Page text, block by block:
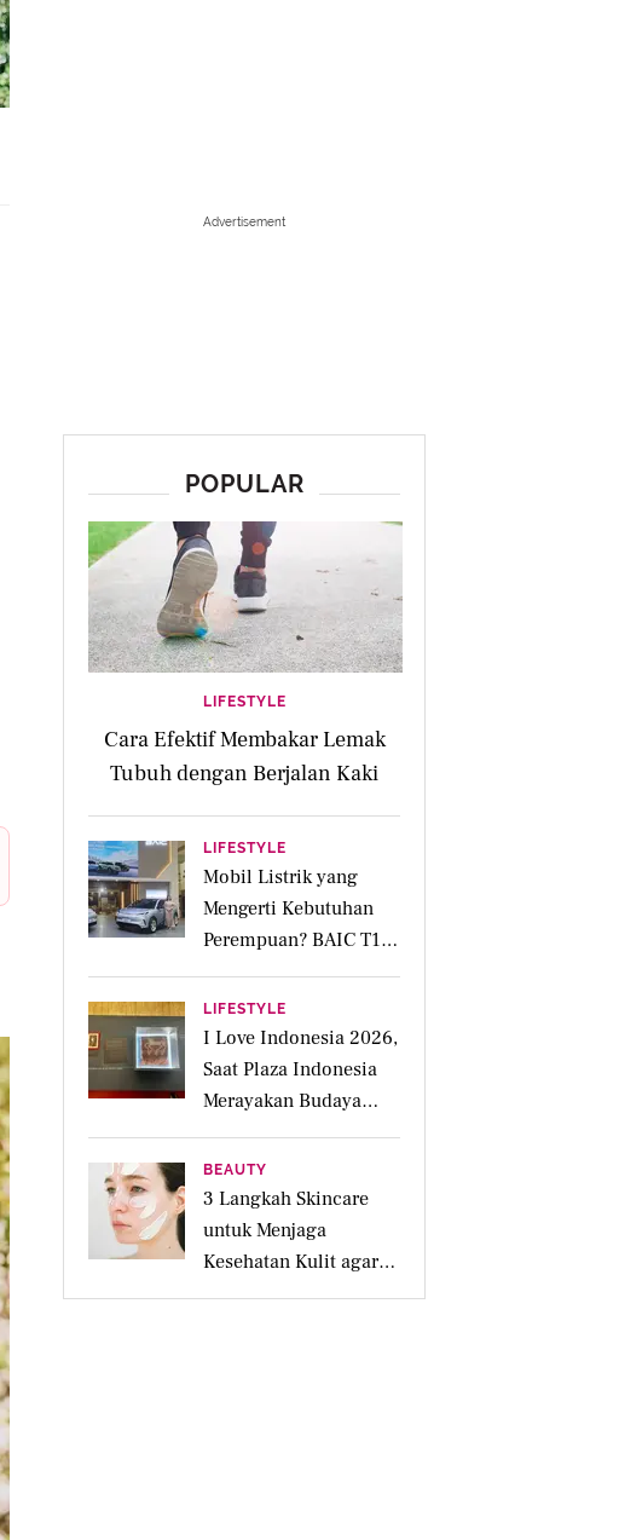
Advertisement
POPULAR
LIFESTYLE
Cara Efektif Membakar Lemak
Tubuh dengan Berjalan Kaki
LIFESTYLE
Mobil Listrik yang
Mengerti Kebutuhan
Perempuan? BAIC T1
Punya Kabin Lapang
hingga Fitur Parkir
Otomatis
LIFESTYLE
I Love Indonesia 2026,
Saat Plaza Indonesia
Merayakan Budaya
Lokal Lewat 4
Pengalaman Inspiratif
BEAUTY
3 Langkah Skincare
untuk Menjaga
Kesehatan Kulit agar
Tetap Lembap